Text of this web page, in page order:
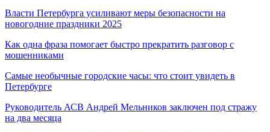
Власти Петербурга усиливают меры безопасности на
новогодние праздники 2025
Как одна фраза помогает быстро прекратить разговор с
мошенниками
Самые необычные городские часы: что стоит увидеть в
Петербурге
Руководитель АСВ Андрей Мельников заключен под стражу
на два месяца